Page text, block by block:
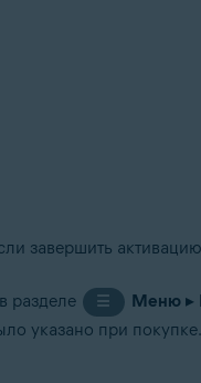
завершить
разделе ☰ Меню ▸
указано при покупке.